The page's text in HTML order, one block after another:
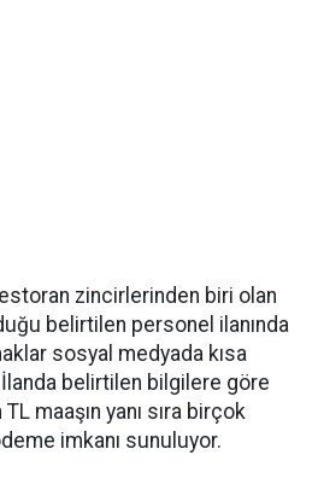
zincirlerinden biri olan
belirtilen personel ilanında
sosyal medyada kısa
belirtilen bilgilere göre
maaşın yanı sıra birçok
imkanı sunuluyor.